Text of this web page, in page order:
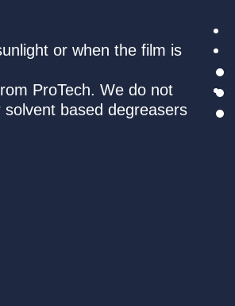
buffer on the film
the film in direct sunlight or
following products from
abrasive cleaners or solvent